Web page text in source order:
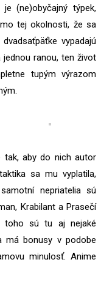
(ne)obyčajný týpek,
tej okolnosti, že sa
vypadajú
ranou, ten život
tupým výrazom
tak, aby do nich autor
sa mu vyplatila,
nepriatelia sú
Krabilant a Prasečí
toho sú tu aj nejaké
má bonusy v podobe
minulosť. Anime